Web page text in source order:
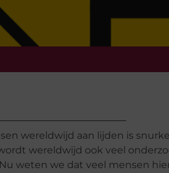
wereldwijd aan lijden is
wereldwijd ook veel
weten we dat veel mensen